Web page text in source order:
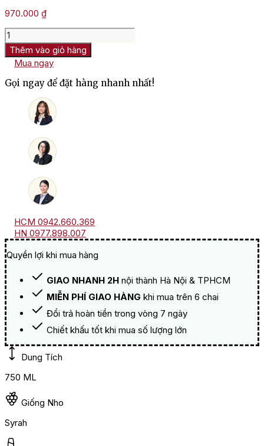
970.000 ₫
Rượu
Vang
Đỏ
Chile
Arboleda
Syrah
Thêm vào giỏ hàng
Mua ngay
Gọi ngay để đặt hàng nhanh nhất!
HCM 0942.660.369
HN 0977.898.007
Quyền lợi khi mua hàng
GIAO NHANH 2H nội thành Hà Nội & TPHCM
MIỄN PHÍ GIAO HÀNG khi mua trên 6 chai
Đổi trả hoàn tiền trong vòng 7 ngày
Chiết khấu tốt khi mua số lượng lớn
Dung Tích
750 ML
Giống Nho
Syrah